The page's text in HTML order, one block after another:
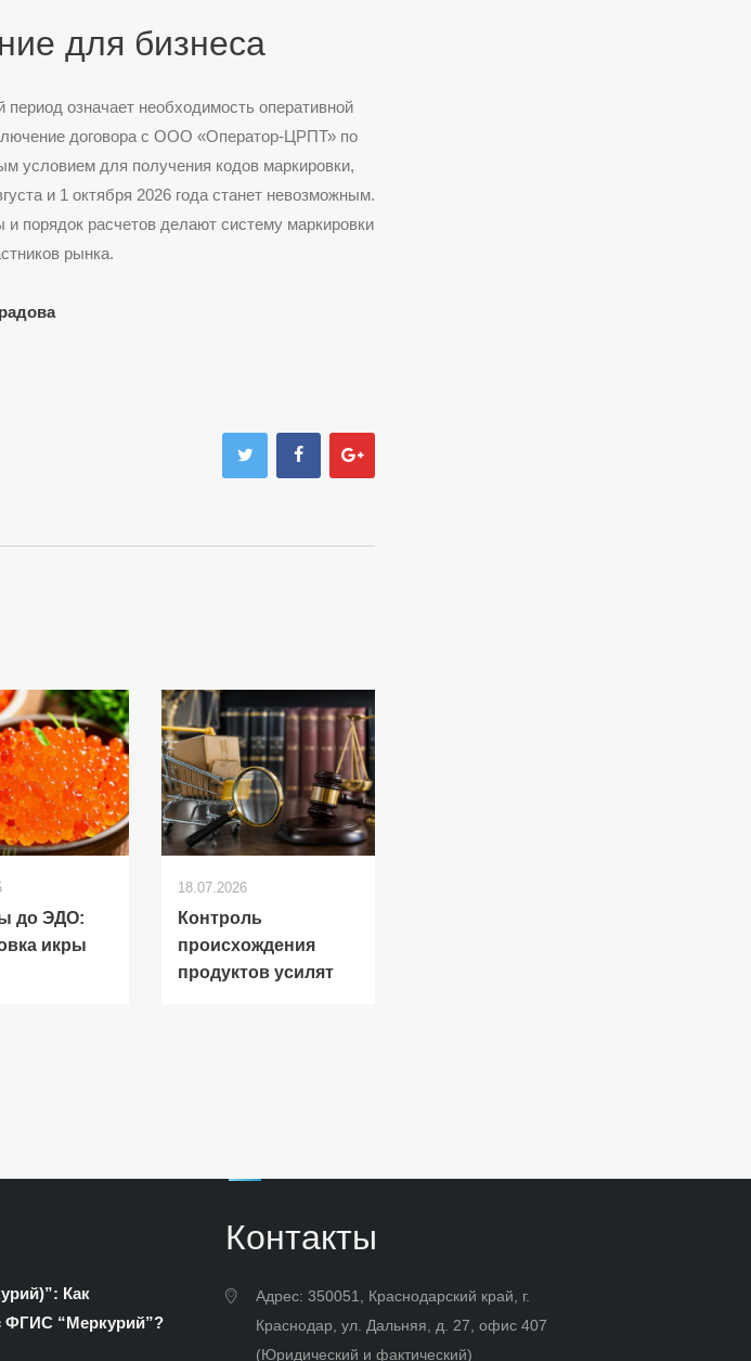
для бизнеса
означает необходимость оперативной
договора с ООО «Оператор-ЦРПТ» по
условием для получения кодов маркировки,
и 1 октября 2026 года станет невозможным.
порядок расчетов делают систему маркировки
рынка.
до ЭДО:
икры
18.07.2026
Контроль
происхождения
продуктов усилят
Как
ФГИС “Меркурий”?
Контакты
Адрес: 350051, Краснодарский край, г.
Краснодар, ул. Дальняя, д. 27, офис 407
(Юридический и фактический)